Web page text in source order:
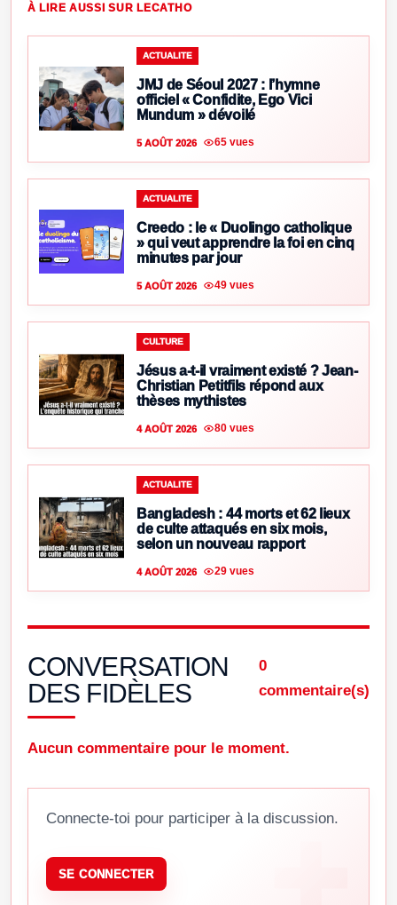
À LIRE AUSSI SUR LECATHO
ACTUALITE
JMJ de Séoul 2027 : l’hymne
officiel « Confidite, Ego Vici
Mundum » dévoilé
5 AOÛT 2026 65 vues
ACTUALITE
Creedo : le « Duolingo catholique
» qui veut apprendre la foi en cinq
minutes par jour
5 AOÛT 2026 49 vues
CULTURE
Jésus a-t-il vraiment existé ? Jean-
Christian Petitfils répond aux
thèses mythistes
4 AOÛT 2026 80 vues
ACTUALITE
Bangladesh : 44 morts et 62 lieux
de culte attaqués en six mois,
selon un nouveau rapport
4 AOÛT 2026 29 vues
CONVERSATION
DES FIDÈLES
0
commentaire(s)
Aucun commentaire pour le moment.
Connecte-toi pour participer à la discussion.
SE CONNECTER